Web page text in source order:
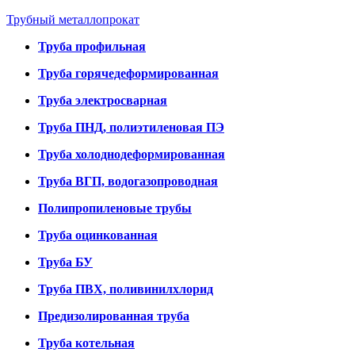
Трубный металлопрокат
Труба профильная
Труба горячедеформированная
Труба электросварная
Труба ПНД, полиэтиленовая ПЭ
Труба холоднодеформированная
Труба ВГП, водогазопроводная
Полипропиленовые трубы
Труба оцинкованная
Труба БУ
Труба ПВХ, поливинилхлорид
Предизолированная труба
Труба котельная